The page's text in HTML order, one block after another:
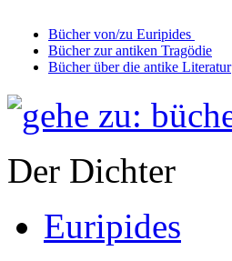
Bücher von/zu Euripides
Bücher zur antiken Tragödie
Bücher über die antike Literatur
Der Dichter
Euripides